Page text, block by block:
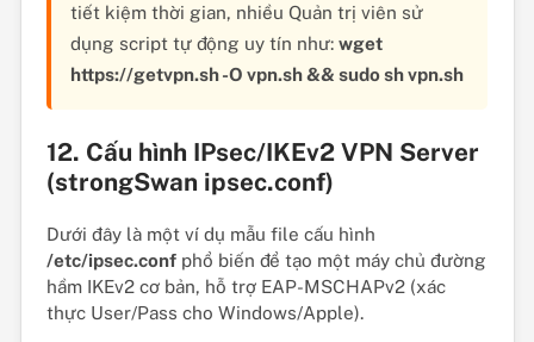
tiết kiệm thời gian, nhiều Quản trị viên sử
dụng script tự động uy tín như:wget
https://getvpn.sh -O vpn.sh && sudo sh vpn.sh
12. Cấu hình IPsec/IKEv2 VPN Server
(strongSwan ipsec.conf)
Dưới đây là một ví dụ mẫu file cấu hình
/etc/ipsec.confphổ biến để tạo một máy chủ đường
hầm IKEv2 cơ bản, hỗ trợ EAP-MSCHAPv2 (xác
thực User/Pass cho Windows/Apple).